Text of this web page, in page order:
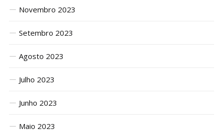
Novembro 2023
Setembro 2023
Agosto 2023
Julho 2023
Junho 2023
Maio 2023